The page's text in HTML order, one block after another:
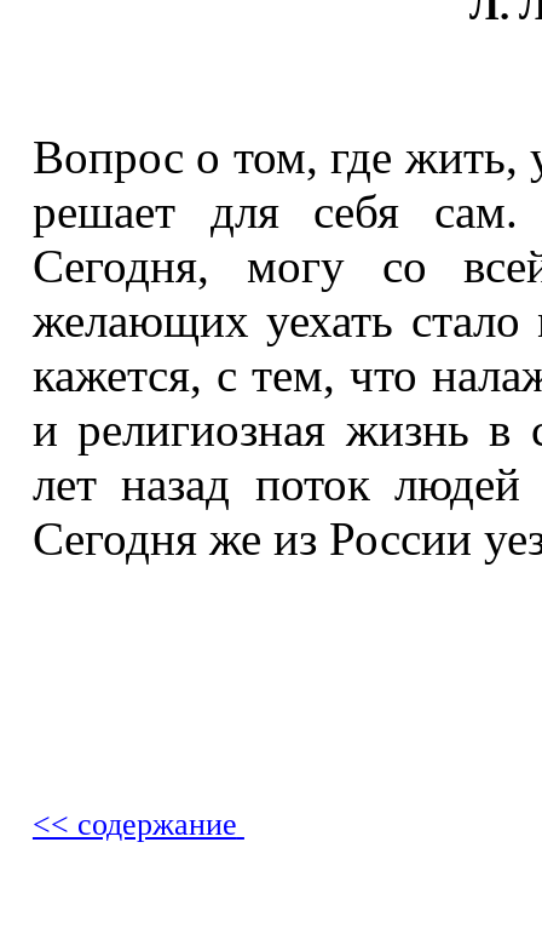
Вопрос о том, где жить,
решает для себя
Сегодня, могу со
желающих уехать
кажется, с тем, что
и религиозная жизнь в
лет назад поток
Сегодня же из России
<< содержание